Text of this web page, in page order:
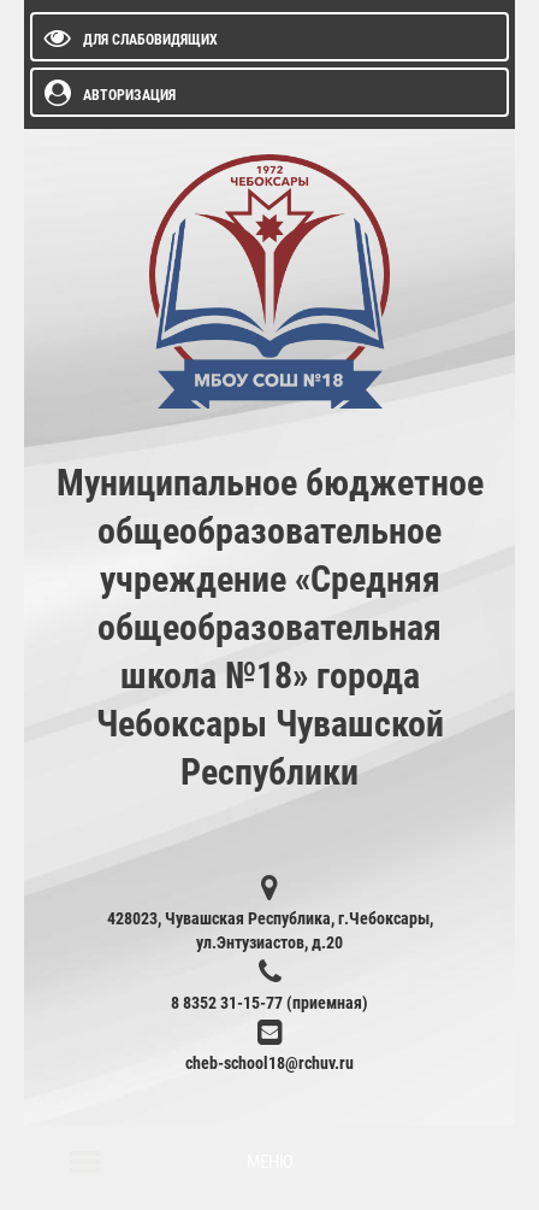
ДЛЯ СЛАБОВИДЯЩИХ
АВТОРИЗАЦИЯ
Муниципальное бюджетное
общеобразовательное
учреждение «Средняя
общеобразовательная
школа №18» города
Чебоксары Чувашской
Республики
428023, Чувашская Республика, г.Чебоксары,
ул.Энтузиастов, д.20
8 8352 31-15-77 (приемная)
cheb-school18@rchuv.ru